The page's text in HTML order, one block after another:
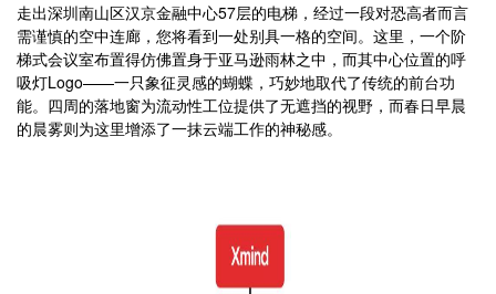
走出深圳南山区汉京金融中心57层的电梯，经过一段对恐高者而言
需谨慎的空中连廊，您将看到一处别具一格的空间。这里，一个阶
梯式会议室布置得仿佛置身于亚马逊雨林之中，而其中心位置的呼
吸灯Logo——一只象征灵感的蝴蝶，巧妙地取代了传统的前台功
能。四周的落地窗为流动性工位提供了无遮挡的视野，而春日早晨
的晨雾则为这里增添了一抹云端工作的神秘感。